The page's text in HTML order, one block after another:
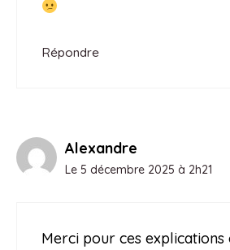
Répondre
Alexandre
Le 5 décembre 2025 à 2h21
Merci pour ces explications